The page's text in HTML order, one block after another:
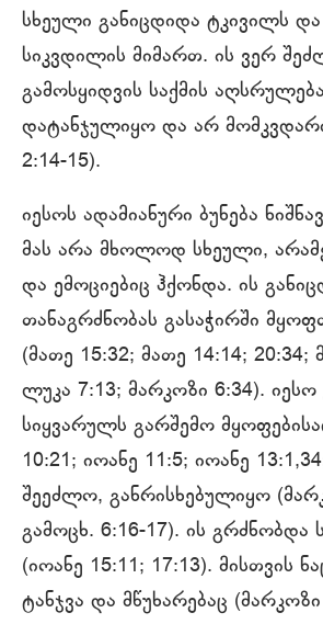
სხეული განიცდიდა ტკივილს
სიკვდილის მიმართ. ის ვერ
გამოსყიდვის საქმის
დატანჯულიყო და არ
2:14-15).
იესოს ადამიანური ბუნება
მას არა მხოლოდ სხეული,
და ემოციებიც ჰქონდა. ის
თანაგრძნობას გასაჭირში
(მათე 15:32; მათე 14:14; 20:34;
ლუკა 7:13; მარკოზი 6:34).
სიყვარულს გარშემო
10:21; იოანე 11:5; იოანე
შეეძლო, განრისხებულიყო
გამოცხ. 6:16-17). ის გრძნობდა
(იოანე 15:11; 17:13). მისთვის
ტანჯვა და მწუხარებაც